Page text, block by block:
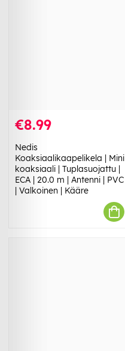
€8.99
Nedis
Koaksiaalikaapelikela | Mini
koaksiaali | Tuplasuojattu |
ECA | 20.0 m | Antenni | PVC
| Valkoinen | Kääre